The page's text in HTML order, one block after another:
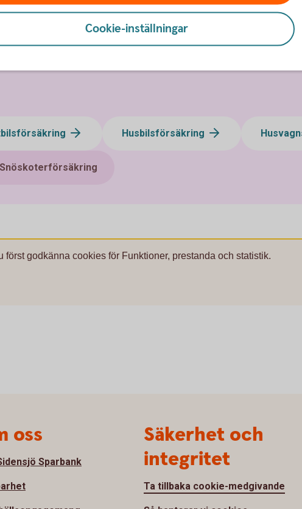
Ring oss på 0660-29 45 30
Husbilsförsäkring
Snöskoterförsäkring
först godkänna cookies för Funktioner, prestanda och statistik.
Cookie-inställningar
oss
Sparbank
Säkerhet och
integritet
Ta tillbaka cookie-medgivande